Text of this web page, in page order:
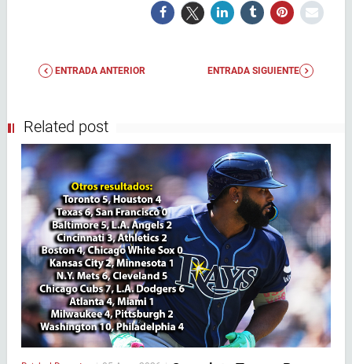
ENTRADA ANTERIOR ENTRADA SIGUIENTE
Related post